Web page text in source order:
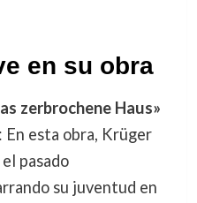
en su obra
zerbrochene Haus»
En esta obra, Krüger
pasado
su juventud en